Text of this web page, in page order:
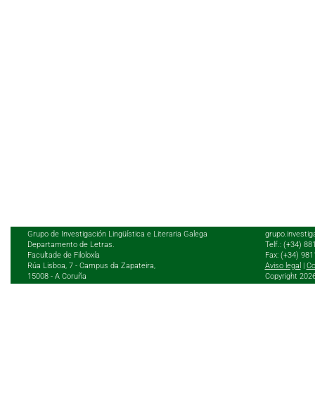
Grupo de Investigación Lingüística e Literaria Galega
Departamento de Letras.
Facultade de Filoloxía
Rúa Lisboa, 7 - Campus da Zapateira,
15008 - A Coruña
Telf.: (+34)
Fax: (+34)
Aviso legal
Copyright